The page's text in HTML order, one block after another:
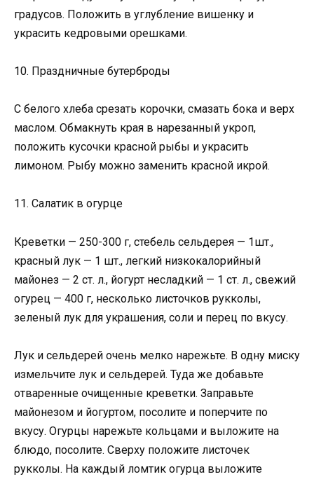
градусов. Положить в углубление вишенку и
украсить кедровыми орешками.
10. Праздничные бутерброды
С белого хлеба срезать корочки, смазать бока и верх
маслом. Обмакнуть края в нарезанный укроп,
положить кусочки красной рыбы и украсить
лимоном. Рыбу можно заменить красной икрой.
11. Салатик в огурце
Креветки — 250-300 г, стебель сельдерея — 1шт.,
красный лук — 1 шт., легкий низкокалорийный
майонез — 2 ст. л., йогурт несладкий — 1 ст. л., свежий
огурец — 400 г, несколько листочков рукколы,
зеленый лук для украшения, соли и перец по вкусу.
Лук и сельдерей очень мелко нарежьте. В одну миску
измельчите лук и сельдерей. Туда же добавьте
отваренные очищенные креветки. Заправьте
майонезом и йогуртом, посолите и поперчите по
вкусу. Огурцы нарежьте кольцами и выложите на
блюдо, посолите. Сверху положите листочек
рукколы. На каждый ломтик огурца выложите